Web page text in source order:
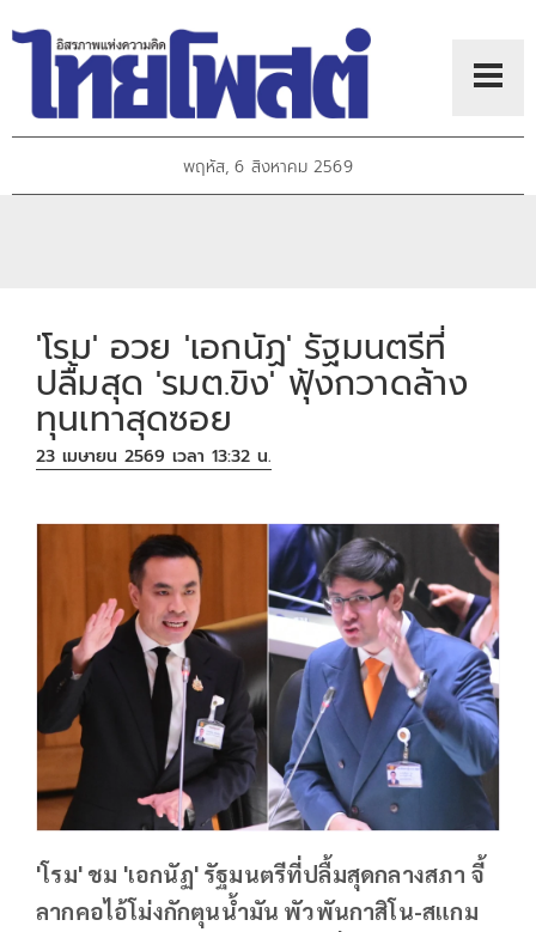
พฤหัส, 6 สิงหาคม 2569
'โรม' อวย 'เอกนัฏ' รัฐมนตรีที่
ปลื้มสุด 'รมต.ขิง' ฟุ้งกวาดล้าง
ทุนเทาสุดซอย
23 เมษายน 2569 เวลา 13:32 น.
'โรม' ชม 'เอกนัฏ' รัฐมนตรีที่ปลื้มสุดกลางสภา จี้
ลากคอไอ้โม่งกักตุนน้ำมัน พัวพันกาสิโน-สแกม